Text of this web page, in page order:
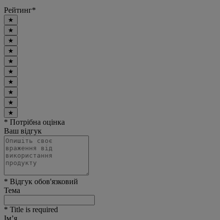
Рейтинг*
★
★
★
★
★
★
★
★
★
★
* Потрібна оцінка
Ваш відгук
* Відгук обов'язковий
Тема
* Title is required